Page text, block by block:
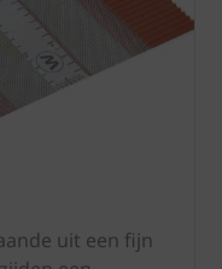
uit een fijn